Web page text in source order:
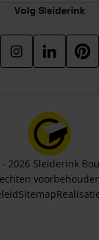
Volg Sleiderink
2026 Sleiderink
Sitemap